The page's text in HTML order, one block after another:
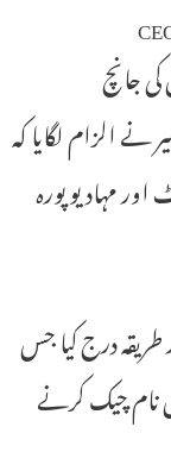
جانچ
الزام لگایا کہ
مہادیو پورہ
درج کیا جس
نام چیک کرنے